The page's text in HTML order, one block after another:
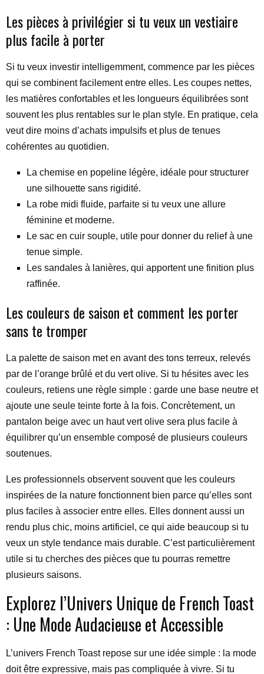
Les pièces à privilégier si tu veux un vestiaire
plus facile à porter
Si tu veux investir intelligemment, commence par les pièces
qui se combinent facilement entre elles. Les coupes nettes,
les matières confortables et les longueurs équilibrées sont
souvent les plus rentables sur le plan style. En pratique, cela
veut dire moins d’achats impulsifs et plus de tenues
cohérentes au quotidien.
La chemise en popeline légère, idéale pour structurer
une silhouette sans rigidité.
La robe midi fluide, parfaite si tu veux une allure
féminine et moderne.
Le sac en cuir souple, utile pour donner du relief à une
tenue simple.
Les sandales à lanières, qui apportent une finition plus
raffinée.
Les couleurs de saison et comment les porter
sans te tromper
La palette de saison met en avant des tons terreux, relevés
par de l’orange brûlé et du vert olive. Si tu hésites avec les
couleurs, retiens une règle simple : garde une base neutre et
ajoute une seule teinte forte à la fois. Concrètement, un
pantalon beige avec un haut vert olive sera plus facile à
équilibrer qu’un ensemble composé de plusieurs couleurs
soutenues.
Les professionnels observent souvent que les couleurs
inspirées de la nature fonctionnent bien parce qu’elles sont
plus faciles à associer entre elles. Elles donnent aussi un
rendu plus chic, moins artificiel, ce qui aide beaucoup si tu
veux un style tendance mais durable. C’est particulièrement
utile si tu cherches des pièces que tu pourras remettre
plusieurs saisons.
Explorez l’Univers Unique de French Toast
: Une Mode Audacieuse et Accessible
L’univers French Toast repose sur une idée simple : la mode
doit être expressive, mais pas compliquée à vivre. Si tu